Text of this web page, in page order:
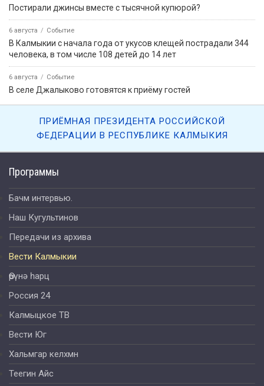
Программы
Бачм интервью.
Наш Кугультинов
Передачи из архива
Вести Калмыкии
Өрүнә һарц
Россия 24
Калмыцкое ТВ
Вести Юг
Хальмгар келхмн
Теегин Айс
Постирали джинсы вместе с тысячной купюрой?
6 августа Событие
В Калмыкии с начала года от укусов клещей пострадали 344
человека, в том числе 108 детей до 14 лет
6 августа Событие
В селе Джалыково готовятся к приёму гостей
ПРИЁМНАЯ ПРЕЗИДЕНТА РОССИЙСКОЙ
ФЕДЕРАЦИИ В РЕСПУБЛИКЕ КАЛМЫКИЯ